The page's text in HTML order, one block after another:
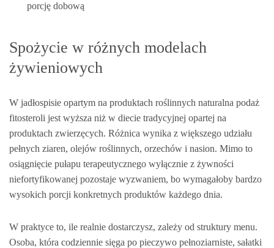
porcję dobową
Spożycie w różnych modelach
żywieniowych
W jadłospisie opartym na produktach roślinnych naturalna podaż
fitosteroli jest wyższa niż w diecie tradycyjnej opartej na
produktach zwierzęcych. Różnica wynika z większego udziału
pełnych ziaren, olejów roślinnych, orzechów i nasion. Mimo to
osiągnięcie pułapu terapeutycznego wyłącznie z żywności
niefortyfikowanej pozostaje wyzwaniem, bo wymagałoby bardzo
wysokich porcji konkretnych produktów każdego dnia.
W praktyce to, ile realnie dostarczysz, zależy od struktury menu.
Osoba, która codziennie sięga po pieczywo pełnoziarniste, sałatki